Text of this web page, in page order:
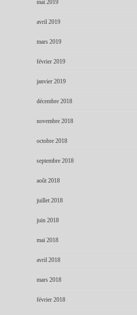
mai 2019
avril 2019
mars 2019
février 2019
janvier 2019
décembre 2018
novembre 2018
octobre 2018
septembre 2018
août 2018
juillet 2018
juin 2018
mai 2018
avril 2018
mars 2018
février 2018